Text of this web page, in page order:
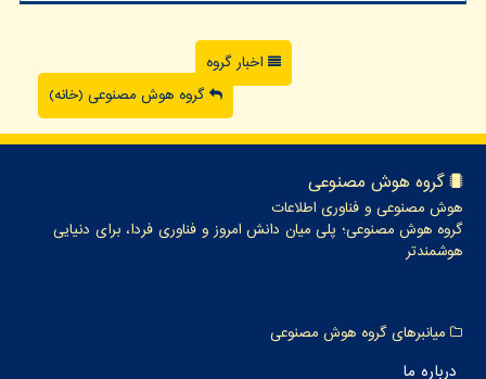
اخبار گروه
گروه هوش مصنوعی (خانه)
گروه هوش مصنوعی
هوش مصنوعی و فناوری اطلاعات
گروه هوش مصنوعی؛ پلی میان دانش امروز و فناوری فردا، برای دنیایی
هوشمندتر
میانبرهای گروه هوش مصنوعی
درباره ما